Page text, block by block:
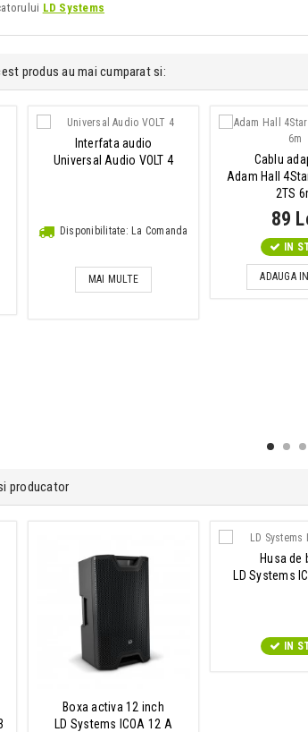
LD Systems
produs au mai cumparat si:
Interfata audio
Universal Audio VOLT 4
Disponibilitate: La Comanda
MAI MULTE
Cablu
Adam Hall
2TS
89
IN
ADAUGA
producator
Boxa activa 12 inch
LD Systems ICOA 12 A
Husa de
LD Systems
IN